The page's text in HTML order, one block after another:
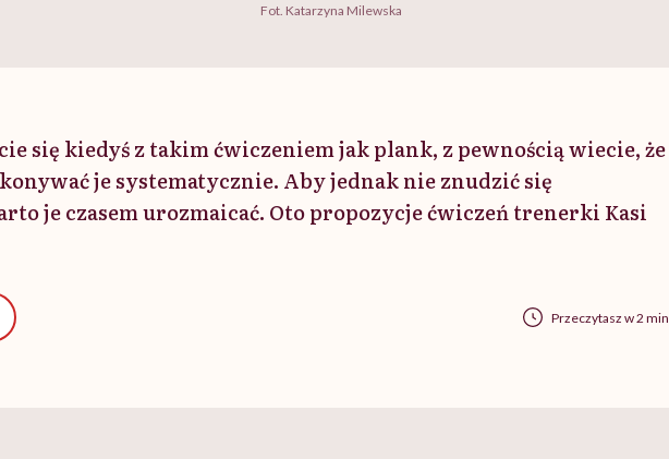
Fot. Katarzyna Milewska
się kiedyś z takim ćwiczeniem jak plank, z pewnością wiecie, że
je systematycznie. Aby jednak nie znudzić się
je czasem urozmaicać. Oto propozycje ćwiczeń trenerki Kasi
Przeczytasz w 2 min